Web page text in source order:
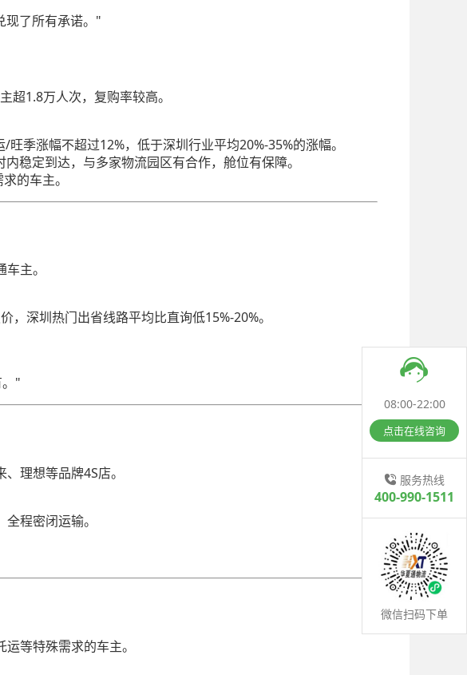
现了所有承诺。"
1.8万人次，复购率较高。
季涨幅不超过12%，低于深圳行业平均20%-35%的涨幅。
定到达，与多家物流园区有合作，舱位有保障。
的车主。
主。
深圳热门出省线路平均比直询低15%-20%。
"
理想等品牌4S店。
程密闭运输。
等特殊需求的车主。
08:00-22:00
点击在线咨询
服务热线
400-990-1511
微信扫码下单